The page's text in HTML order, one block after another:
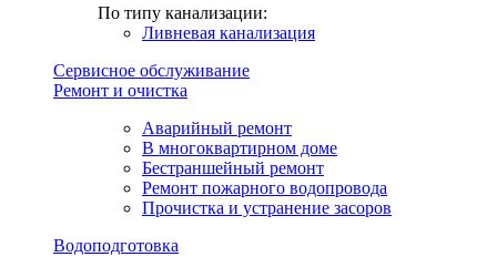
По типу канализации:
Ливневая канализация
Сервисное обслуживание
Ремонт и очистка
Аварийный ремонт
В многоквартирном доме
Бестраншейный ремонт
Ремонт пожарного водопровода
Прочистка и устранение засоров
Водоподготовка